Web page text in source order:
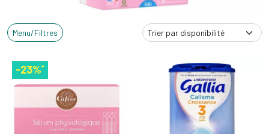
Menu/Filtres
-23%*